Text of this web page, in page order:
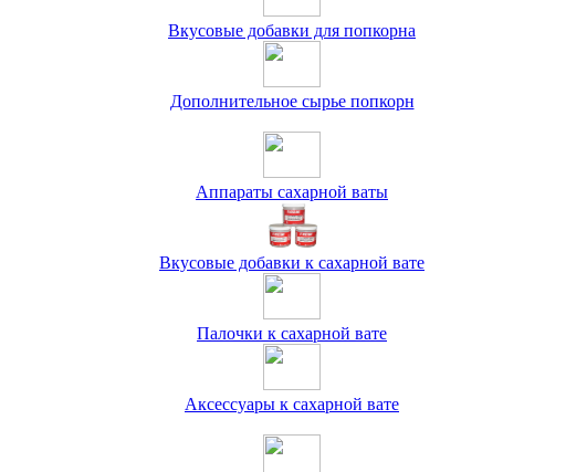
Вкусовые добавки для попкорна
Дополнительное сырье попкорн
Аппараты сахарной ваты
Вкусовые добавки к сахарной вате
Палочки к сахарной вате
Аксессуары к сахарной вате